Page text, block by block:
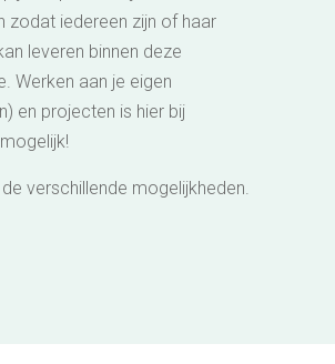
zodat iedereen zijn of haar
leveren binnen deze
Werken aan je eigen
en projecten is hier bij
verschillende mogelijkheden.